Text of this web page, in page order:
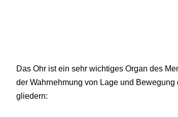
Das Ohr ist ein sehr wichtiges Organ des
der Wahrnehmung von Lage und
gliedern: